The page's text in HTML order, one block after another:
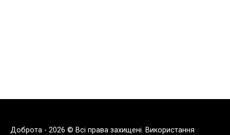
Доброта - 2026 © Всі права захищені. Використання